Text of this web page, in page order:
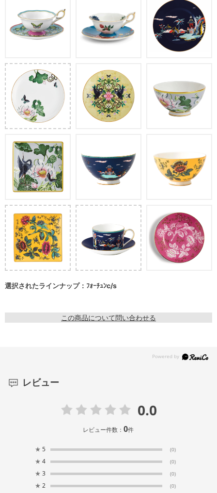
選択されたラインナップ：ﾌｫｰﾁｭﾝc/s
この商品について問い合わせる
レビュー
0.0
レビュー件数：0件
★ 5 (0)
★ 4 (0)
★ 3 (0)
★ 2 (0)